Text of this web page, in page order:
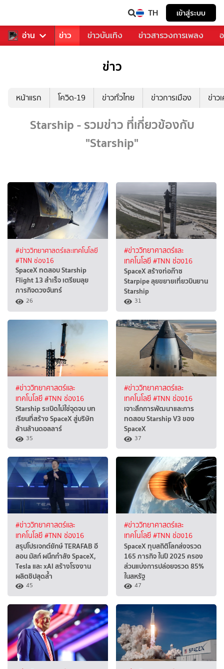
TH เข้าสู่ระบบ
อ่าน
คุณ กีฬา ข่าว ข่าวบันเทิง ข่าวสารวงการเพลง
ข่าว
หน้าแรก โควิด-19 ข่าวทั่วไทย ข่าวการเมือง ข่าว
Starship - รวมข่าว ที่เกี่ยวข้องกับ
"Starship"
#ข่าววิทยาศาสตร์และเทคโนโลยี
#TNN ช่อง16
SpaceX ทดสอบ Starship
Flight 13 สำเร็จ เตรียมลุย
ภารกิจดวงจันทร์
26
#ข่าววิทยาศาสตร์และ
เทคโนโลยี#TNN ช่อง16
SpaceX สร้างท่อก๊าซ
Starpipe ลุยขยายเที่ยวบินยาน
Starship
31
#ข่าววิทยาศาสตร์และ
เทคโนโลยี#TNN ช่อง16
Starship ระเบิดไม่ใช่จุดจบ บท
เรียนที่สร้าง SpaceX สู่บริษัท
ล้านล้านดอลลาร์
35
#ข่าววิทยาศาสตร์และ
เทคโนโลยี#TNN ช่อง16
เจาะลึกการพัฒนาและการ
ทดสอบ Starship V3 ของ
SpaceX
37
#ข่าววิทยาศาสตร์และ
เทคโนโลยี#TNN ช่อง16
สรุปโปรเจกต์ยักษ์ TERAFAB อี
ลอน มัสก์ ผนึกกำลัง SpaceX,
Tesla และ xAI สร้างโรงงาน
ผลิตชิปสุดล้ำ
45
#ข่าววิทยาศาสตร์และ
เทคโนโลยี#TNN ช่อง16
SpaceX ทุบสถิติโลกส่งจรวด
165 ภารกิจ ในปี 2025 ครอง
ส่วนแบ่งการปล่อยจรวด 85%
ในสหรัฐ
47